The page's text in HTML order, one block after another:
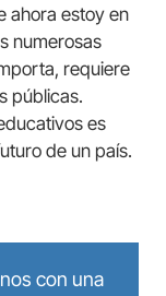
ahora estoy en
numerosas
requiere
públicas.
es
de un país.
con una